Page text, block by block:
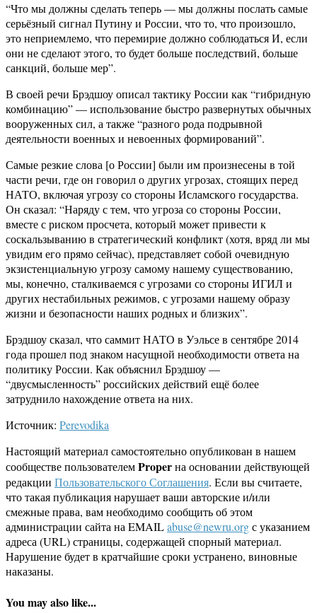
“Что мы должны сделать теперь — мы должны послать самые
серьёзный сигнал Путину и России, что то, что произошло,
это неприемлемо, что перемирие должно соблюдаться И, если
они не сделают этого, то будет больше последствий, больше
санкций, больше мер”.
В своей речи Брэдшоу описал тактику России как “гибридную
комбинацию” — использование быстро развернутых обычных
вооруженных сил, а также “разного рода подрывной
деятельности военных и невоенных формирований”.
Самые резкие слова [о России] были им произнесены в той
части речи, где он говорил о других угрозах, стоящих перед
НАТО, включая угрозу со стороны Исламского государства.
Он сказал: “Наряду с тем, что угроза со стороны России,
вместе с риском просчета, который может привести к
соскальзыванию в стратегический конфликт (хотя, вряд ли мы
увидим его прямо сейчас), представляет собой очевидную
экзистенциальную угрозу самому нашему существованию,
мы, конечно, сталкиваемся с угрозами со стороны ИГИЛ и
других нестабильных режимов, с угрозами нашему образу
жизни и безопасности наших родных и близких”.
Брэдшоу сказал, что саммит НАТО в Уэльсе в сентябре 2014
года прошел под знаком насущной необходимости ответа на
политику России. Как объяснил Брэдшоу —
“двусмысленность” российских действий ещё более
затруднило нахождение ответа на них.
Источник: Perevodika
Настоящий материал самостоятельно опубликован в нашем
сообществе пользователемProperна основании действующей
редакции Пользовательского Соглашения. Если вы считаете,
что такая публикация нарушает ваши авторские и/или
смежные права, вам необходимо сообщить об этом
администрации сайта на EMAILabuse@newru.orgс указанием
адреса (URL) страницы, содержащей спорный материал.
Нарушение будет в кратчайшие сроки устранено, виновные
наказаны.
You may also like...